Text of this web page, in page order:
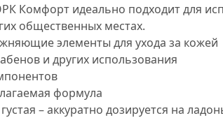
Комфорт идеально подходит для
общественных местах.
элементы для ухода за кожей
и других использования
формула
– аккуратно дозируется на